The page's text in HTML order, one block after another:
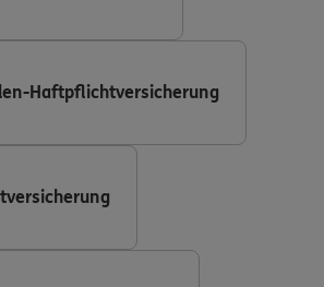
Haftpflichtversicherung